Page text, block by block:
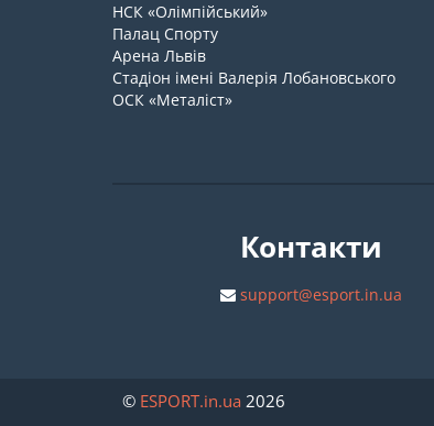
НСК «Олімпійський»
Палац Спорту
Арена Львів
Стадіон імені Валерія Лобановського
ОСК «Металіст»
Контакти
support@esport.in.ua
© ESPORT.in.ua 2026